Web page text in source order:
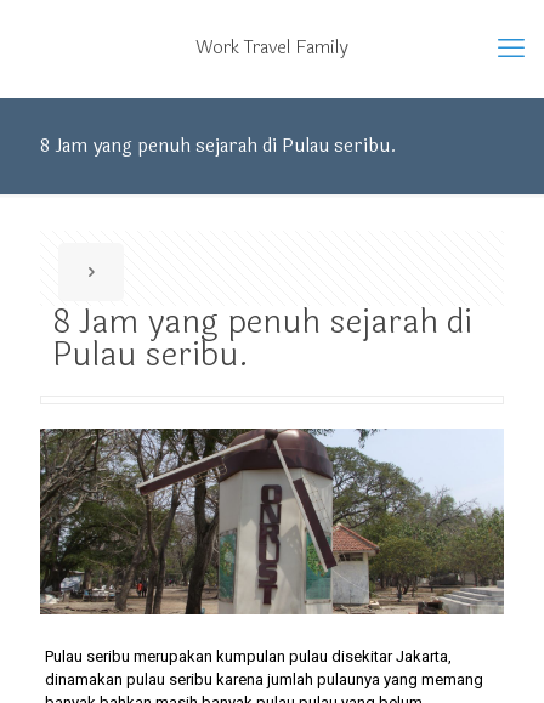
Work Travel Family
8 Jam yang penuh sejarah di Pulau seribu.
8 Jam yang penuh sejarah di
Pulau seribu.
Pulau seribu merupakan kumpulan pulau disekitar Jakarta,
dinamakan pulau seribu karena jumlah pulaunya yang memang